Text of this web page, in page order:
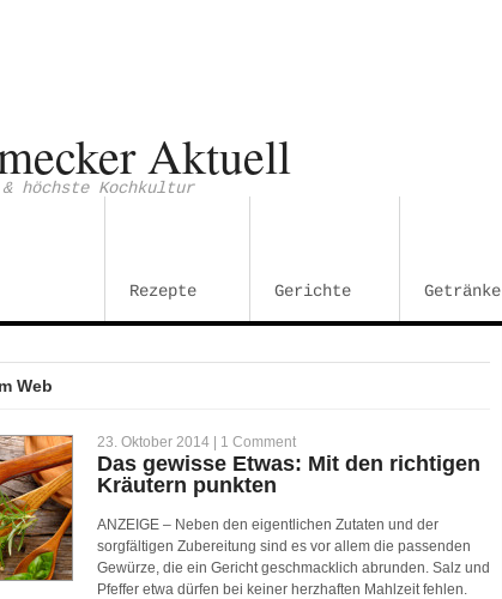
Aktuell
höchste Kochkultur
Rezepte Gerichte Getränke
Web
23. Oktober 2014 | 1 Comment
Das gewisse Etwas: Mit den richtigen
Kräutern punkten
ANZEIGE – Neben den eigentlichen Zutaten und der
sorgfältigen Zubereitung sind es vor allem die passenden
Gewürze, die ein Gericht geschmacklich abrunden. Salz und
Pfeffer etwa dürfen bei keiner herzhaften Mahlzeit fehlen.